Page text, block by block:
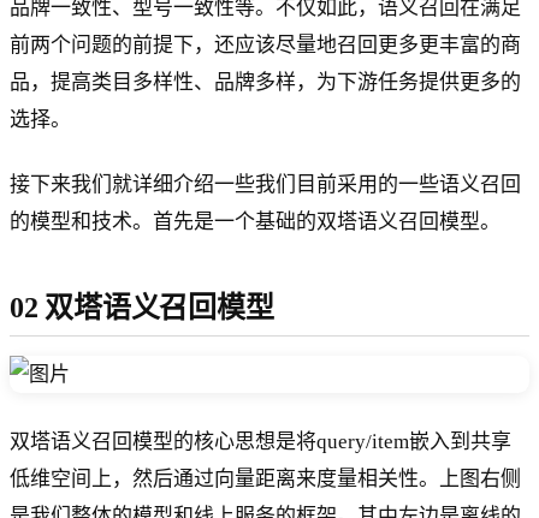
品牌一致性、型号一致性等。不仅如此，语义召回在满足
前两个问题的前提下，还应该尽量地召回更多更丰富的商
品，提高类目多样性、品牌多样，为下游任务提供更多的
选择。
接下来我们就详细介绍一些我们目前采用的一些语义召回
的模型和技术。首先是一个基础的双塔语义召回模型。
02 双塔语义召回模型
双塔语义召回模型的核心思想是将query/item嵌入到共享
低维空间上，然后通过向量距离来度量相关性。上图右侧